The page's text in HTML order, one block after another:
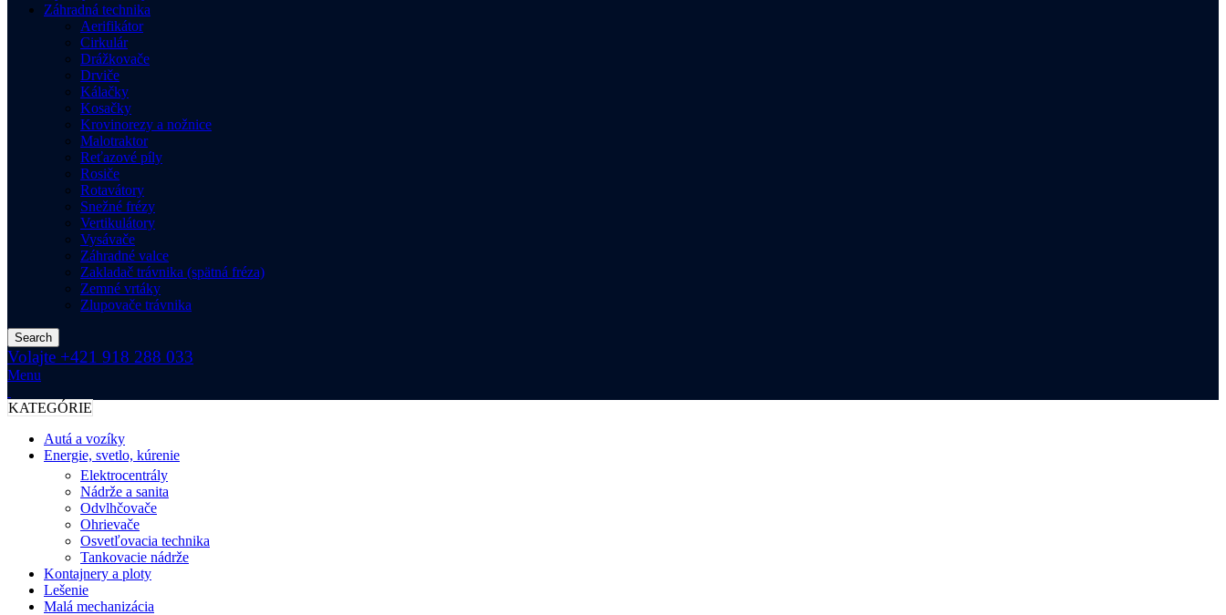
Záhradná technika
Aerifikátor
Cirkulár
Drážkovače
Drviče
Kálačky
Kosačky
Krovinorezy a nožnice
Malotraktor
Reťazové píly
Rosiče
Rotavátory
Snežné frézy
Vertikulátory
Vysávače
Záhradné valce
Zakladač trávnika (spätná fréza)
Zemné vrtáky
Zlupovače trávnika
Search
Volajte +421 918 288 033
Menu
KATEGÓRIE
Autá a vozíky
Energie, svetlo, kúrenie
Elektrocentrály
Nádrže a sanita
Odvlhčovače
Ohrievače
Osvetľovacia technika
Tankovacie nádrže
Kontajnery a ploty
Lešenie
Malá mechanizácia